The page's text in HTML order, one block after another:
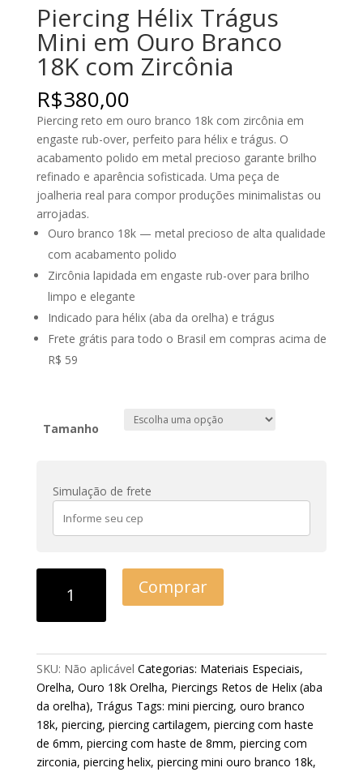
Piercing Hélix Trágus
Mini em Ouro Branco
18K com Zircônia
R$380,00
Piercing reto em ouro branco 18k com zircônia em
engaste rub-over, perfeito para hélix e trágus. O
acabamento polido em metal precioso garante brilho
refinado e aparência sofisticada. Uma peça de
joalheria real para compor produções minimalistas ou
arrojadas.
Ouro branco 18k — metal precioso de alta qualidade
com acabamento polido
Zircônia lapidada em engaste rub-over para brilho
limpo e elegante
Indicado para hélix (aba da orelha) e trágus
Frete grátis para todo o Brasil em compras acima de
R$ 59
Tamanho
Simulação de frete
Comprar
SKU: Não aplicável Categorias: Materiais Especiais,
Orelha, Ouro 18k Orelha, Piercings Retos de Helix (aba
da orelha), Trágus Tags: mini piercing, ouro branco
18k, piercing, piercing cartilagem, piercing com haste
de 6mm, piercing com haste de 8mm, piercing com
zirconia, piercing helix, piercing mini ouro branco 18k,